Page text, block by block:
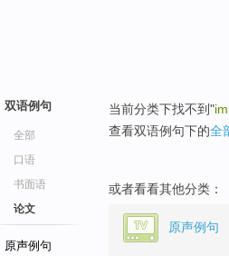
双语例句
全部
口语
书面语
论文
原声例句
当前分类下找不到"
查看双语例句下的全
或者看看其他分类：
原声例句